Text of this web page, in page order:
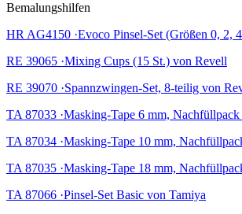
Bemalungshilfen
HR AG4150 ·Evoco Pinsel-Set (Größen 0, 2,
RE 39065 ·Mixing Cups (15 St.) von Revell
RE 39070 ·Spannzwingen-Set, 8-teilig von
TA 87033 ·Masking-Tape 6 mm,
TA 87034 ·Masking-Tape 10 mm,
TA 87035 ·Masking-Tape 18 mm,
TA 87066 ·Pinsel-Set Basic von Tamiya